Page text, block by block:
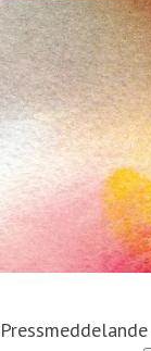
Pressmeddelande